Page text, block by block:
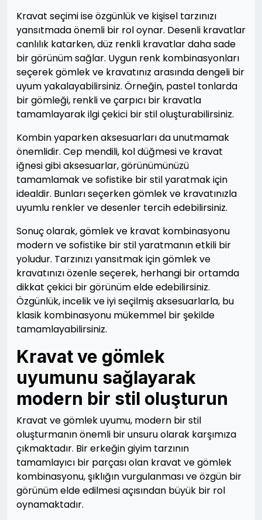
Kravat seçimi ise özgünlük ve kişisel tarzınızı
yansıtmada önemli bir rol oynar. Desenli kravatlar
canlılık katarken, düz renkli kravatlar daha sade
bir görünüm sağlar. Uygun renk kombinasyonları
seçerek gömlek ve kravatınız arasında dengeli bir
uyum yakalayabilirsiniz. Örneğin, pastel tonlarda
bir gömleği, renkli ve çarpıcı bir kravatla
tamamlayarak ilgi çekici bir stil oluşturabilirsiniz.
Kombin yaparken aksesuarları da unutmamak
önemlidir. Cep mendili, kol düğmesi ve kravat
iğnesi gibi aksesuarlar, görünümünüzü
tamamlamak ve sofistike bir stil yaratmak için
idealdir. Bunları seçerken gömlek ve kravatınızla
uyumlu renkler ve desenler tercih edebilirsiniz.
Sonuç olarak, gömlek ve kravat kombinasyonu
modern ve sofistike bir stil yaratmanın etkili bir
yoludur. Tarzınızı yansıtmak için gömlek ve
kravatınızı özenle seçerek, herhangi bir ortamda
dikkat çekici bir görünüm elde edebilirsiniz.
Özgünlük, incelik ve iyi seçilmiş aksesuarlarla, bu
klasik kombinasyonu mükemmel bir şekilde
tamamlayabilirsiniz.
Kravat ve gömlek
uyumunu sağlayarak
modern bir stil oluşturun
Kravat ve gömlek uyumu, modern bir stil
oluşturmanın önemli bir unsuru olarak karşımıza
çıkmaktadır. Bir erkeğin giyim tarzının
tamamlayıcı bir parçası olan kravat ve gömlek
kombinasyonu, şıklığın vurgulanması ve özgün bir
görünüm elde edilmesi açısından büyük bir rol
oynamaktadır.